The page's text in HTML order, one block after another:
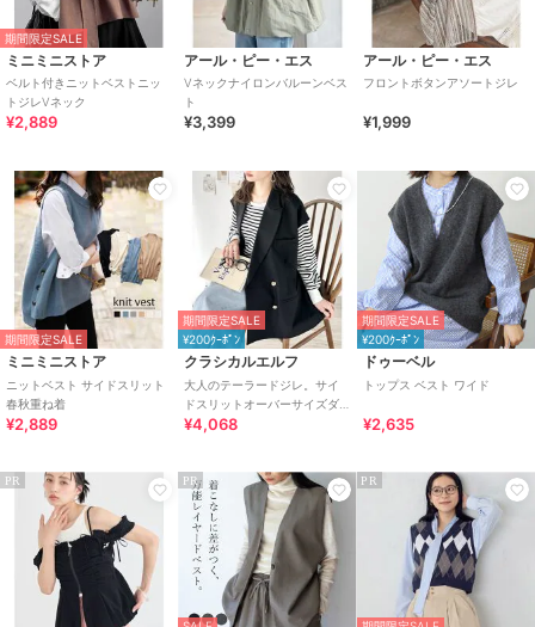
期間限定SALE
ミニミニストア
ベルト付きニットベストニッ
トジレVネック
¥2,889
アール・ピー・エス
Vネックナイロンバルーンベス
ト
¥3,399
アール・ピー・エス
フロントボタンアソートジレ
¥1,999
期間限定SALE
ミニミニストア
ニットベスト サイドスリット
春秋重ね着
¥2,889
期間限定SALE
¥200ｸｰﾎﾟﾝ
クラシカルエルフ
大人のテーラードジレ。サイ
ドスリットオーバーサイズダ
ブルベスト
¥4,068
期間限定SALE
¥200ｸｰﾎﾟﾝ
ドゥーベル
トップス ベスト ワイド
¥2,635
PR PR PR